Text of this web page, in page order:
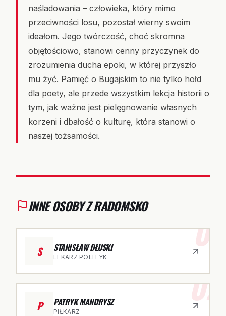
naśladowania – człowieka, który mimo
przeciwności losu, pozostał wierny swoim
ideałom. Jego twórczość, choć skromna
objętościowo, stanowi cenny przyczynek do
zrozumienia ducha epoki, w której przyszło
mu żyć. Pamięć o Bugajskim to nie tylko hołd
dla poety, ale przede wszystkim lekcja historii o
tym, jak ważne jest pielęgnowanie własnych
korzeni i dbałość o kulturę, która stanowi o
naszej tożsamości.
INNE OSOBY Z RADOMSKO
01
S STANISŁAW DŁUSKI
LEKARZ POLITYK
02
P PATRYK MANDRYSZ
PIŁKARZ